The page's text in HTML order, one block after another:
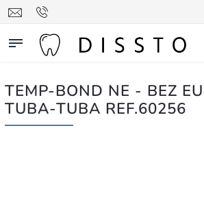
TEMP-BOND NE - BEZ
TUBA-TUBA REF.60256